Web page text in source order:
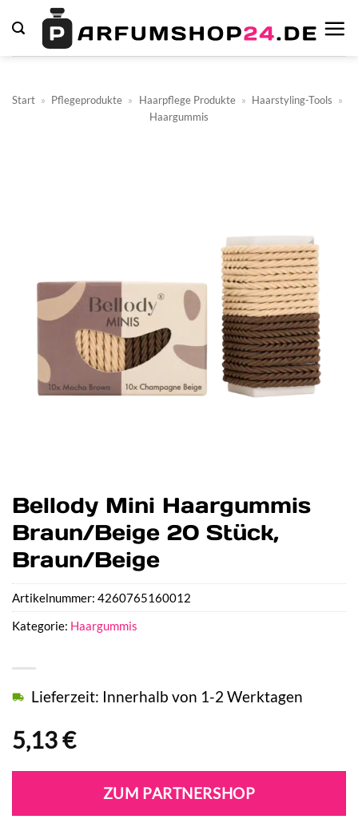
Inhalt
springen
Start » Pflegeprodukte » Haarpflege Produkte » Haarstyling-Tools »
Haargummis
Bellody Mini Haargummis
Braun/Beige 20 Stück,
Braun/Beige
5,13€
Lieferzeit: Innerhalb von 1-2 Werktagen
ZUM PARTNERSHOP
Artikelnummer: 4260765160012
Kategorie: Haargummis